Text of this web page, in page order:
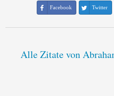
Facebook Twitter
Alle Zitate von